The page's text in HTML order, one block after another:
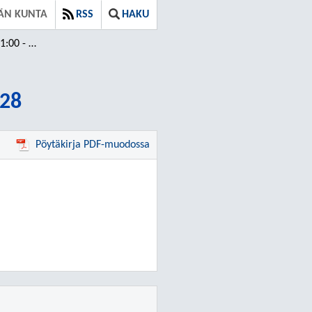
KUNTA RSS HAKU
12:28
Pöytäkirja PDF-muodossa